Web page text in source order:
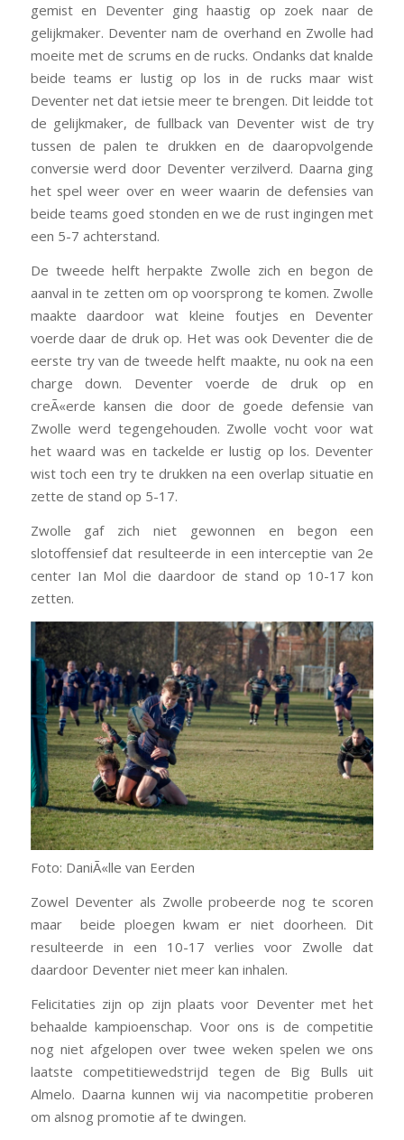
gemist en Deventer ging haastig op zoek naar de
gelijkmaker. Deventer nam de overhand en Zwolle had
moeite met de scrums en de rucks. Ondanks dat knalde
beide teams er lustig op los in de rucks maar wist
Deventer net dat ietsie meer te brengen. Dit leidde tot
de gelijkmaker, de fullback van Deventer wist de try
tussen de palen te drukken en de daaropvolgende
conversie werd door Deventer verzilverd. Daarna ging
het spel weer over en weer waarin de defensies van
beide teams goed stonden en we de rust ingingen met
een 5-7 achterstand.
De tweede helft herpakte Zwolle zich en begon de
aanval in te zetten om op voorsprong te komen. Zwolle
maakte daardoor wat kleine foutjes en Deventer
voerde daar de druk op. Het was ook Deventer die de
eerste try van de tweede helft maakte, nu ook na een
charge down. Deventer voerde de druk op en
creÃ«erde kansen die door de goede defensie van
Zwolle werd tegengehouden. Zwolle vocht voor wat
het waard was en tackelde er lustig op los. Deventer
wist toch een try te drukken na een overlap situatie en
zette de stand op 5-17.
Zwolle gaf zich niet gewonnen en begon een
slotoffensief dat resulteerde in een interceptie van 2e
center Ian Mol die daardoor de stand op 10-17 kon
zetten.
Foto: DaniÃ«lle van Eerden
Zowel Deventer als Zwolle probeerde nog te scoren
maar beide ploegen kwam er niet doorheen. Dit
resulteerde in een 10-17 verlies voor Zwolle dat
daardoor Deventer niet meer kan inhalen.
Felicitaties zijn op zijn plaats voor Deventer met het
behaalde kampioenschap. Voor ons is de competitie
nog niet afgelopen over twee weken spelen we ons
laatste competitiewedstrijd tegen de Big Bulls uit
Almelo. Daarna kunnen wij via nacompetitie proberen
om alsnog promotie af te dwingen.